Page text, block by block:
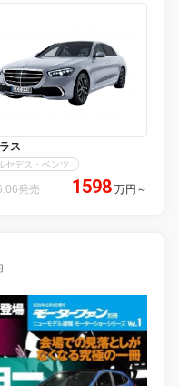
ス
セデス・ベンツ
発売 1598 万円 ～